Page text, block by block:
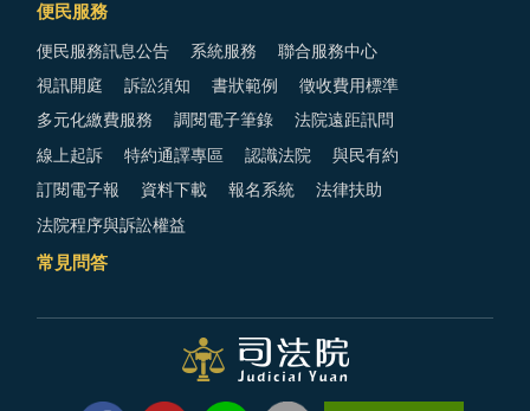
便民服務
便民服務訊息公告 系統服務 聯合服務中心
視訊開庭 訴訟須知 書狀範例 徵收費用標準
多元化繳費服務 調閱電子筆錄 法院遠距訊問
線上起訴 特約通譯專區 認識法院 與民有約
訂閱電子報 資料下載 報名系統 法律扶助
法院程序與訴訟權益
常見問答